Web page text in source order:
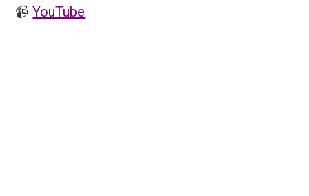
📹YouTube